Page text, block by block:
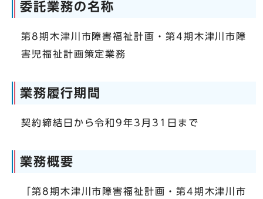
委託業務の名称
第8期木津川市障害福祉計画・第4期木津川市障
害児福祉計画策定業務
業務履行期間
契約締結日から令和9年3月31日まで
業務概要
「第8期木津川市障害福祉計画・第4期木津川市